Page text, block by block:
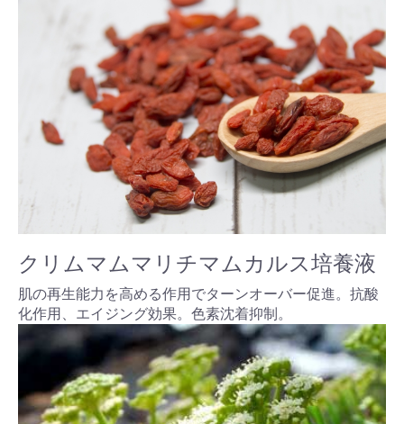
クリムマムマリチマムカルス培養液
肌の再生能力を高める作用でターンオーバー促進。抗酸
化作用、エイジング効果。色素沈着抑制。